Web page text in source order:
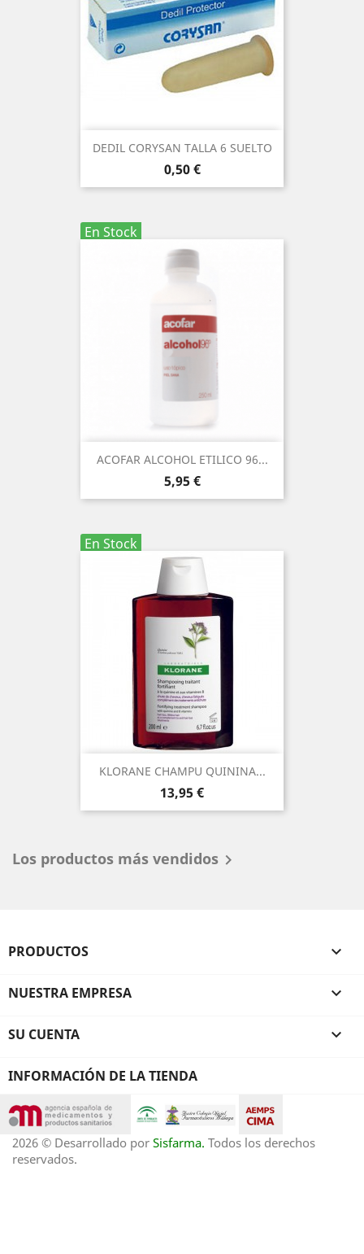
DEDIL CORYSAN TALLA 6 SUELTO
Precio
0,50 €
En Stock
ACOFAR ALCOHOL ETILICO 96...
Precio
5,95 €
En Stock
KLORANE CHAMPU QUININA...
Precio
13,95 €
Los productos más vendidos 
PRODUCTOS 
NUESTRA EMPRESA 
SU CUENTA 
INFORMACIÓN DE LA TIENDA
2026 © Desarrollado por Sisfarma. Todos los derechos
reservados.